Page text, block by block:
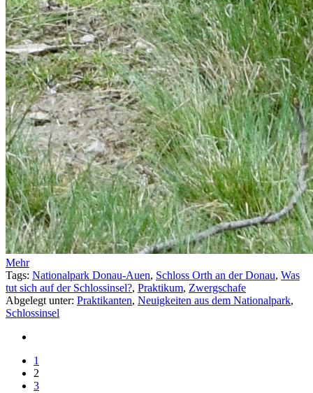
Mehr
Tags: Nationalpark Donau-Auen, Schloss Orth an der Donau, Was
tut sich auf der Schlossinsel?, Praktikum, Zwergschafe
Abgelegt unter: Praktikanten, Neuigkeiten aus dem Nationalpark,
Schlossinsel
1
2
3